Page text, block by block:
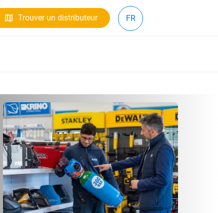
Trouver un distributeur FR